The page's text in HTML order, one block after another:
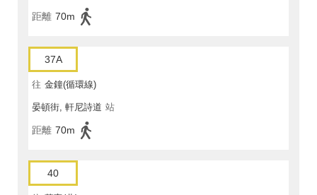
距離 70m
37A
往 金鐘(循環線)
晏頓街, 軒尼詩道 站
距離 70m
40